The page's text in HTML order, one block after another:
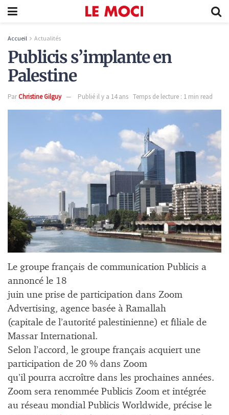
Accueil Actualités
Publicis s’implante en
Palestine
ParChristine Gilguy Publié il y a 14 ans Temps de lecture : 1 min read
Le groupe français de communication Publicis a
annoncé le 18
juin une prise de participation dans Zoom
Advertising, agence basée à Ramallah
(capitale de l’autorité palestinienne) et filiale de
Massar International.
Selon l’accord, le groupe français acquiert une
participation de 20 % dans Zoom
qu’il pourra accroître dans les prochaines années.
Zoom sera renommée Publicis Zoom et intégrée
au réseau mondial Publicis Worldwide, précise le